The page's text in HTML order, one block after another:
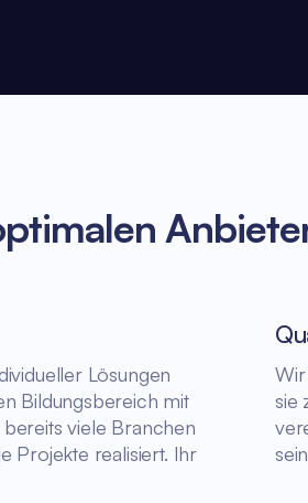
Lösungen
Bildungsbereich mit
viele Branchen
Projekte realisiert. Ihr
sie